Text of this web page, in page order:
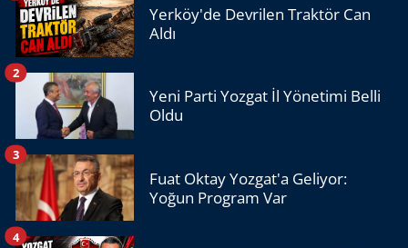
Yerköy'de Devrilen Traktör Can
Aldı
Yeni Parti Yozgat İl Yönetimi Belli
Oldu
2
Fuat Oktay Yozgat'a Geliyor:
Yoğun Program Var
3
4